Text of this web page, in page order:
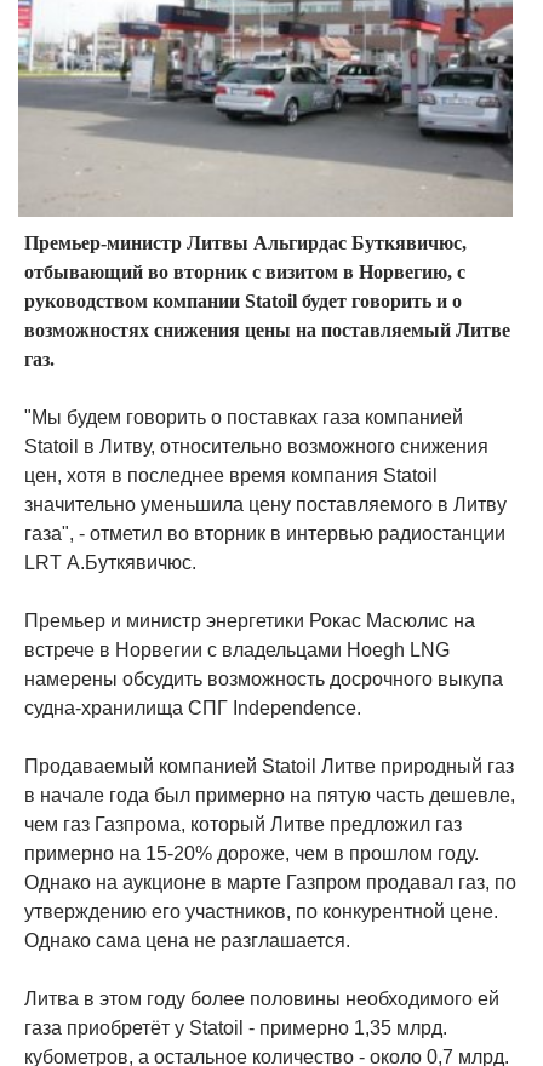
Премьер-министр Литвы Альгирдас Буткявичюс,
отбывающий во вторник с визитом в Норвегию, с
руководством компании Statoil будет говорить и о
возможностях снижения цены на поставляемый Литве
газ.
"Мы будем говорить о поставках газа компанией
Statoil в Литву, относительно возможного снижения
цен, хотя в последнее время компания Statoil
значительно уменьшила цену поставляемого в Литву
газа", - отметил во вторник в интервью радиостанции
LRT А.Буткявичюс.
Премьер и министр энергетики Рокас Масюлис на
встрече в Норвегии с владельцами Hoegh LNG
намерены обсудить возможность досрочного выкупа
судна-хранилища СПГ Independence.
Продаваемый компанией Statoil Литве природный газ
в начале года был примерно на пятую часть дешевле,
чем газ Газпрома, который Литве предложил газ
примерно на 15-20% дороже, чем в прошлом году.
Однако на аукционе в марте Газпром продавал газ, по
утверждению его участников, по конкурентной цене.
Однако сама цена не разглашается.
Литва в этом году более половины необходимого ей
газа приобретёт у Statoil - примерно 1,35 млрд.
кубометров, а остальное количество - около 0,7 млрд.